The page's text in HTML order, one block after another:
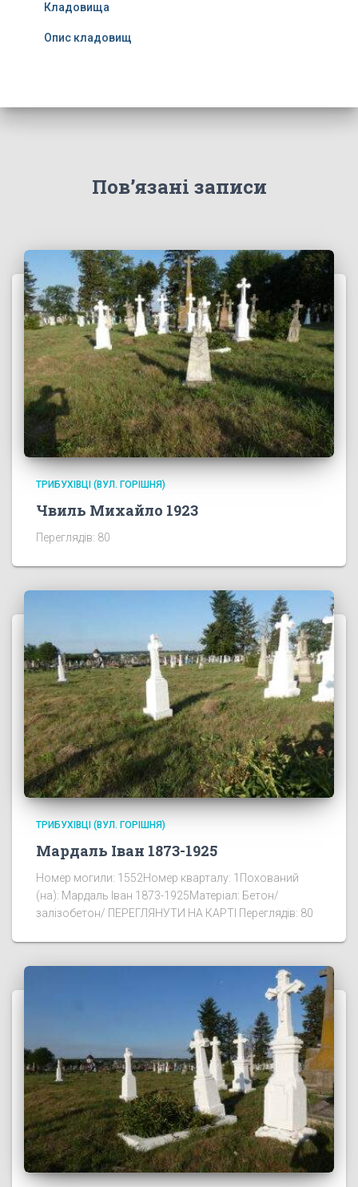
Кладовища
Опис кладовищ
Пов’язані записи
ТРИБУХІВЦІ (ВУЛ. ГОРІШНЯ)
Чвиль Михайло 1923
Переглядів: 80
ТРИБУХІВЦІ (ВУЛ. ГОРІШНЯ)
Мардаль Іван 1873-1925
Номер могили: 1552Номер кварталу: 1Похований
(на): Мардаль Іван 1873-1925Матеріал: Бетон/
залізобетон/ ПЕРЕГЛЯНУТИ НА КАРТІ Переглядів: 80